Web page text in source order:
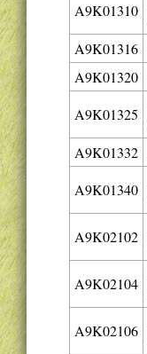
A9K01310
A9K01316
A9K01320
A9K01325
A9K01332
A9K01340
A9K02102
A9K02104
A9K02106